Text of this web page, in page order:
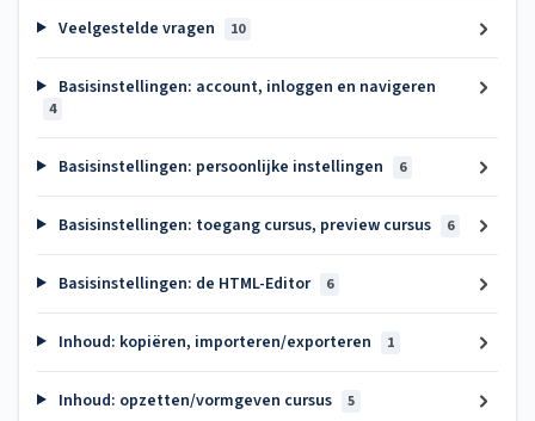
Veelgestelde vragen 10
Basisinstellingen: account, inloggen en navigeren
4
Basisinstellingen: persoonlijke instellingen 6
Basisinstellingen: toegang cursus, preview cursus 6
Basisinstellingen: de HTML-Editor 6
Inhoud: kopiëren, importeren/exporteren 1
Inhoud: opzetten/vormgeven cursus 5